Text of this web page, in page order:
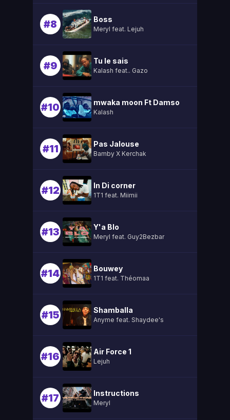
#8 Boss
Meryl feat. Lejuh
#9 Tu le sais
Kalash feat.. Gazo
#10 mwaka moon Ft Damso
Kalash
#11 Pas Jalouse
Bamby X Kerchak
#12 In Di corner
1T1 feat. Miimii
#13 Y'a Blo
Meryl feat. Guy2Bezbar
#14 Bouwey
1T1 feat. Théomaa
#15 Shamballa
Anyme feat. Shaydee's
#16 Air Force 1
Lejuh
#17 Instructions
Meryl